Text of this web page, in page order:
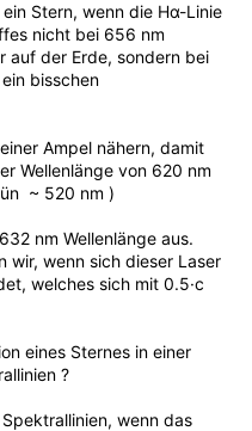
Stern, wenn die Hα-Linie
nicht bei 656 nm
auf der Erde, sondern bei
bisschen
Ampel nähern, damit
Wellenlänge von 620 nm
~ 520 nm )
nm Wellenlänge aus.
wir, wenn sich dieser Laser
welches sich mit 0.5·c
eines Sternes in einer
?
wenn das